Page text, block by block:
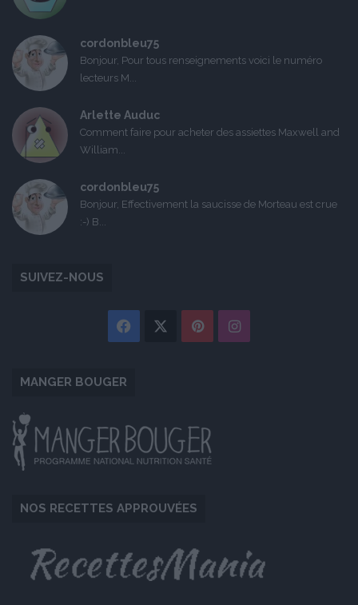
cordonbleu75
Bonjour, Pour tous renseignements voici le numéro
lecteurs M...
Arlette Auduc
Comment faire pour acheter des assiettes Maxwell and
William...
cordonbleu75
Bonjour, Effectivement la saucisse de Morteau est crue
:-) B...
SUIVEZ-NOUS
Facebook PinterestInstagram
MANGER BOUGER
NOS RECETTES APPROUVÉES